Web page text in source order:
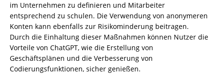
im Unternehmen zu definieren und Mitarbeiter
entsprechend zu schulen. Die Verwendung von anonymeren
Konten kann ebenfalls zur Risikominderung beitragen.
Durch die Einhaltung dieser Maßnahmen können Nutzer die
Vorteile von ChatGPT, wie die Erstellung von
Geschäftsplänen und die Verbesserung von
Codierungsfunktionen, sicher genießen.